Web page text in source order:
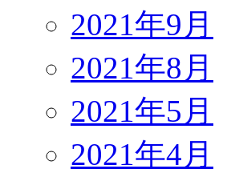
2021年9月
2021年8月
2021年5月
2021年4月